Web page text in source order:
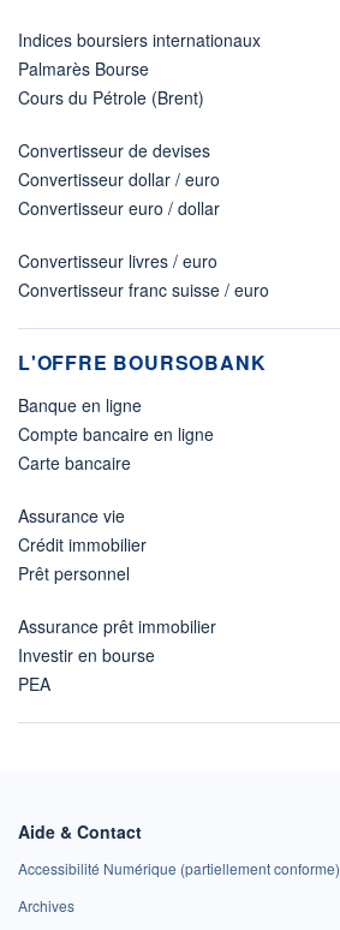
Indices boursiers internationaux
Palmarès Bourse
Cours du Pétrole (Brent)
Convertisseur de devises
Convertisseur dollar / euro
Convertisseur euro / dollar
Convertisseur livres / euro
Convertisseur franc suisse / euro
L'OFFRE BOURSOBANK
Banque en ligne
Compte bancaire en ligne
Carte bancaire
Assurance vie
Crédit immobilier
Prêt personnel
Assurance prêt immobilier
Investir en bourse
PEA
Aide & Contact
Accessibilité Numérique (partiellement conforme)
Archives